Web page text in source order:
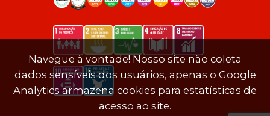
Navegue à vontade! Nosso site não coleta
dados sensíveis dos usuários, apenas o Google
Analytics armazena cookies para estatísticas de
acesso ao site.